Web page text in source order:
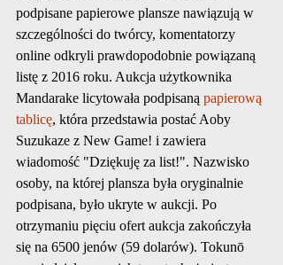
podpisane papierowe plansze nawiązują w
szczególności do twórcy, komentatorzy
online odkryli prawdopodobnie powiązaną
listę z 2016 roku. Aukcja użytkownika
Mandarake licytowała podpisaną papierową
tablicę, która przedstawia postać Aoby
Suzukaze z New Game! i zawiera
wiadomość "Dziękuję za list!". Nazwisko
osoby, na której plansza była oryginalnie
podpisana, było ukryte w aukcji. Po
otrzymaniu pięciu ofert aukcja zakończyła
się na 6500 jenów (59 dolarów). Tokunō